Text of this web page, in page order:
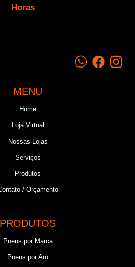
Horas
MENU
Home
Loja Virtual
Nossas Lojas
Serviços
Produtos
/ Orçamento
PRODUTOS
Pneus por Marca
Pneus por Aro